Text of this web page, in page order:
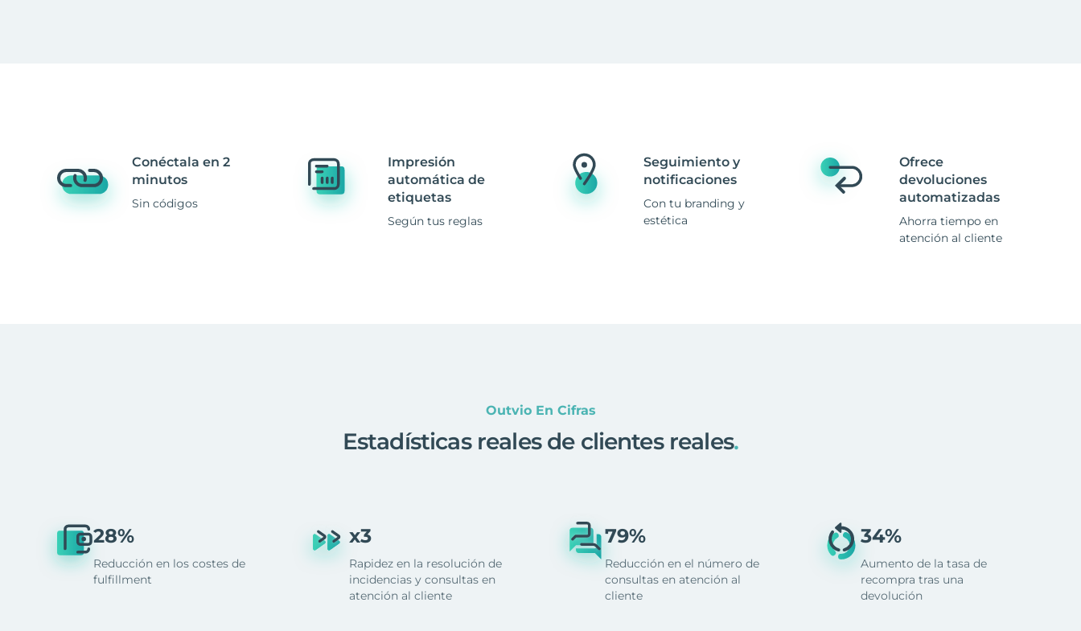
Conéctala en 2
minutos
Sin códigos
Impresión
automática de
etiquetas
Según tus reglas
Seguimiento y
notificaciones
Con tu branding y
estética
Ofrece
devoluciones
automatizadas
Ahorra tiempo en
atención al cliente
Outvio En Cifras
Estadísticas reales de clientes reales.
28%
Reducción en los costes de
fulfillment
x3
Rapidez en la resolución de
incidencias y consultas en
atención al cliente
79%
Reducción en el número de
consultas en atención al
cliente
34%
Aumento de la tasa de
recompra tras una
devolución